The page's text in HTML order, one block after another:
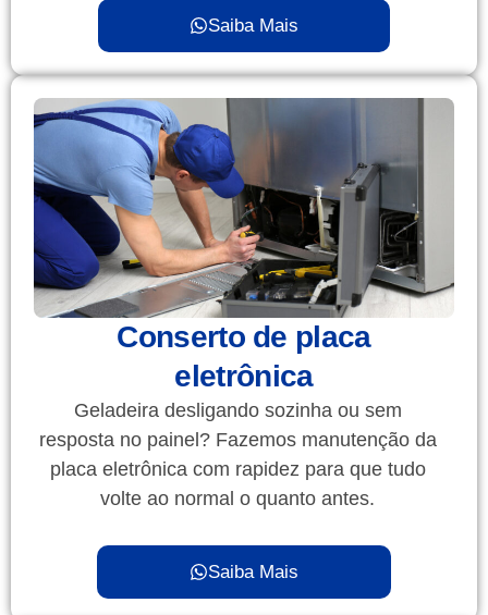
Saiba Mais
Conserto de placa
eletrônica
Geladeira desligando sozinha ou sem
resposta no painel? Fazemos manutenção da
placa eletrônica com rapidez para que tudo
volte ao normal o quanto antes.
Saiba Mais